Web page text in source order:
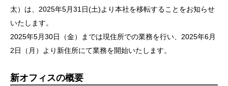
太）は、2025年5月31日(土)より本社を移転することをお知らせ
いたします。
2025年5月30日（金）までは現住所での業務を行い、2025年6月
2日（月）より新住所にて業務を開始いたします。
新オフィスの概要